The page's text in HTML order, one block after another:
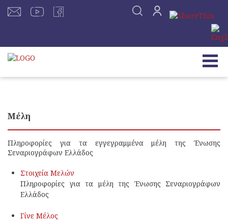
Μέλη
Πληροφορίες για τα εγγεγραμμένα μέλη της Ένωσης
Σεναριογράφων Ελλάδος
Στοιχεία Μελών
Πληροφορίες για τα μέλη της Ένωσης Σεναριογράφων
Ελλάδος
Γίνε Μέλος